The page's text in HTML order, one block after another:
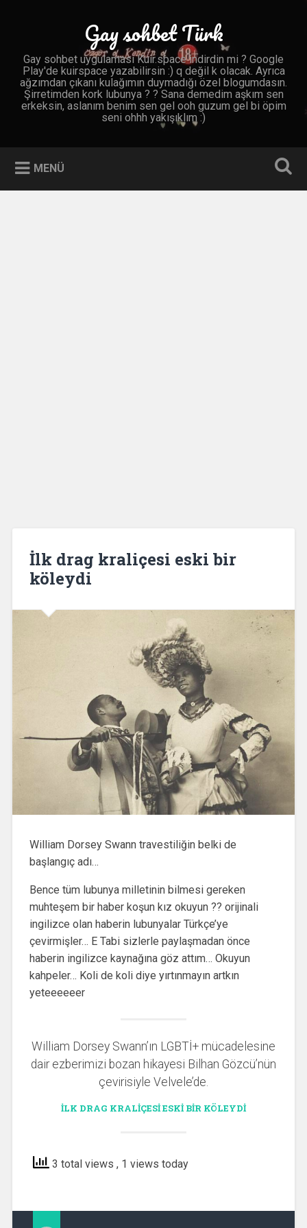
Gay sohbet Türk
Gay sohbet uygulaması Kuir.space indirdin mi ? Google
Play'de kuirspace yazabilirsin :) q değil k olacak. Ayrıca
ağzımdan çıkanı kulağımın duymadığı özel blogumdasın.
Şirretimden kork lubunya ? ? Sana demedim aşkım sen
erkeksin, aslanım benim sen gel ooh guzum gel bi öpim
seni ohhh yakışıklım :)
MENÜ
İlk drag kraliçesi eski bir
köleydi
William Dorsey Swann travestiliğin belki de
başlangıç adı…
Bence tüm lubunya milletinin bilmesi gereken
muhteşem bir haber koşun kız okuyun ?? orijinali
ingilizce olan haberin lubunyalar Türkçe’ye
çevirmişler… E Tabi sizlerle paylaşmadan önce
haberin ingilizce kaynağına göz attım… Okuyun
kahpeler… Koli de koli diye yırtınmayın artkın
yeteeeeeer
William Dorsey Swann’ın LGBTİ+ mücadelesine
dair ezberimizi bozan hikayesi Bilhan Gözcü’nün
çevirisiyle Velvele’de.
İLK DRAG KRALIÇESI ESKI BIR KÖLEYDI
3 total views , 1 views today